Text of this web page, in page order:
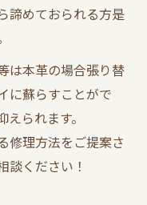
諦めておられる方是
は本革の場合張り替
に蘇らすことがで
られます。
修理方法をご提案さ
談ください！